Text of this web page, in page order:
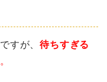
すが、待ちすぎる
。